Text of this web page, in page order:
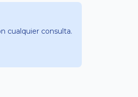
cualquier consulta.